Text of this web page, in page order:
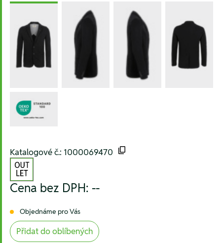
Katalogové č.: 1000069470
Cena bez DPH: --
Objednáme pro Vás
Přidat do oblíbených